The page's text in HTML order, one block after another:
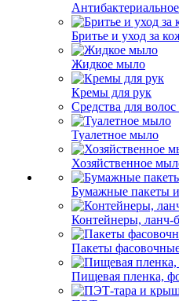
Бритье и уход за
Жидкое мыло
Кремы для рук
Средства для волос
Туалетное мыло
Хозяйственное
Бумажные пакеты и
Контейнеры,
Пакеты
Пищевая пленка,